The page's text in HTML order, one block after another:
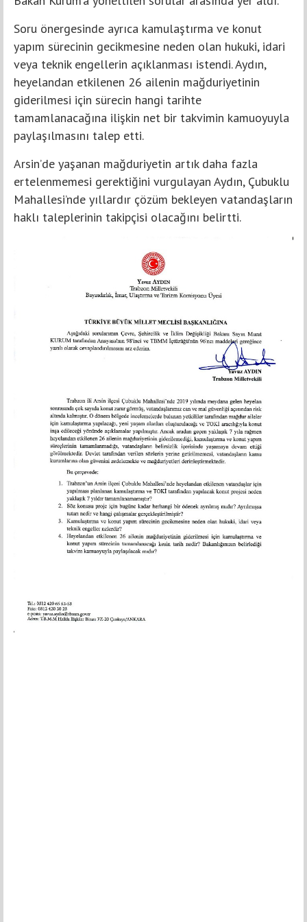
Soru önergesinde ayrıca kamulaştırma ve konut
yapım sürecinin gecikmesine neden olan hukuki, idari
veya teknik engellerin açıklanması istendi. Aydın,
heyelandan etkilenen 26 ailenin mağduriyetinin
giderilmesi için sürecin hangi tarihte
tamamlanacağına ilişkin net bir takvimin kamuoyuyla
paylaşılmasını talep etti.
Arsin’de yaşanan mağduriyetin artık daha fazla
ertelenmemesi gerektiğini vurgulayan Aydın, Çubuklu
Mahallesi’nde yıllardır çözüm bekleyen vatandaşların
haklı taleplerinin takipçisi olacağını belirtti.